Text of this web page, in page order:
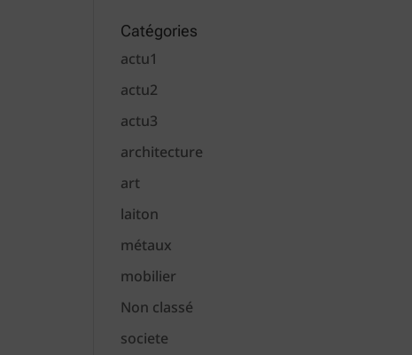
Catégories
actu1
actu2
actu3
architecture
art
laiton
métaux
mobilier
Non classé
societe